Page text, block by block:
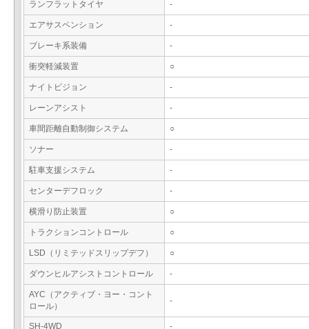
ランフラットタイヤ -
エアサスペンション -
ブレーキ系装備 -
衝突軽減装置 ○
ナイトビジョン -
レーンアシスト -
車間距離自動制御システム ○
ソナー -
駐車支援システム -
センターデフロック -
横滑り防止装置 ○
トラクションコントロール ○
LSD（リミテッドスリップデフ） ○
ダウンヒルアシストコントロール -
AYC（アクティブ・ヨー・コント
ロール）
-
SH-4WD
-